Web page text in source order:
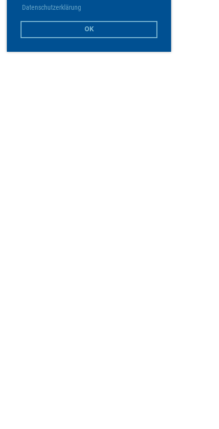
Datenschutzerklärung
OK